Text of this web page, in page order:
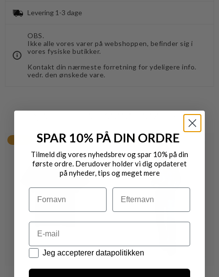
Levering 1-3 dage
OBS.
Ikke alle vores varer på webshoppen, befinder sig i
vores fysiske butikker.
Kontakt din nærmeste forretning for ydeligere info.
vedr. den ønskede vare.
VARER FRA SAMME MÆRKE
50%
SPAR 10% PÅ DIN ORDRE
Tilmeld dig vores nyhedsbrev og spar 10% på din
første ordre. Derudover holder vi dig opdateret
på nyheder, tips og meget mere
Navn Efternavn
Email
Datapolitik
Jeg accepterer datapolitikken